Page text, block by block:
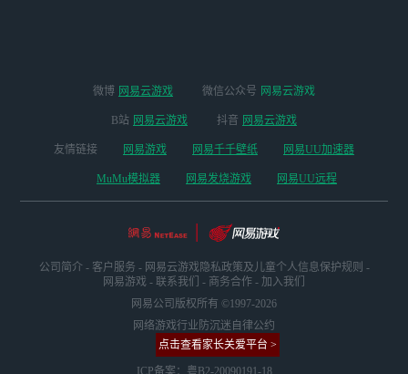
微博 网易云游戏 微信公众号 网易云游戏
B站 网易云游戏 抖音 网易云游戏
友情链接 网易游戏 网易千千壁纸 网易UU加速器
MuMu模拟器 网易发烧游戏 网易UU远程
公司简介 - 客户服务 - 网易云游戏隐私政策及儿童个人信息保护规则 -
网易游戏 - 联系我们 - 商务合作 - 加入我们
网易公司版权所有 ©1997-2026
网络游戏行业防沉迷自律公约
点击查看家长关爱平台 >
ICP备案：粤B2-20090191-18